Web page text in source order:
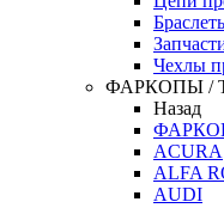
Чехлы
ФАРКОПЫ /
Назад
ACURA
ALFA
AUDI